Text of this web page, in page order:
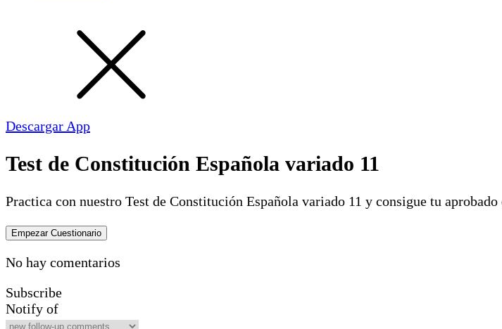
Descargar App
Test de Constitución Española variado 11
Practica con nuestro Test de Constitución Española variado 11 y consigue tu
No hay comentarios
Subscribe
Notify of